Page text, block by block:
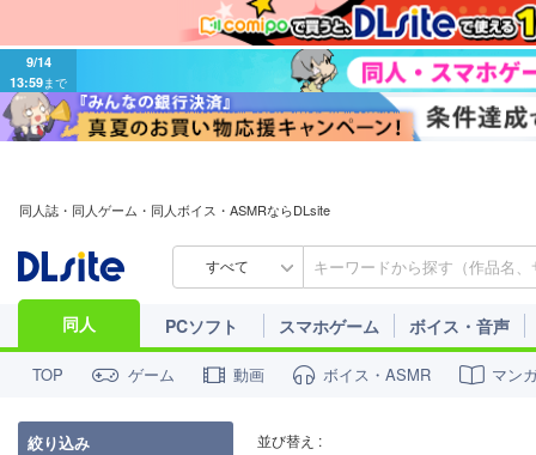
9/14
13:59まで
同人誌・同人ゲーム・同人ボイス・ASMRならDLsite
すべて
同人 PCソフト スマホゲーム ボイス・音声
TOP ゲーム 動画 ボイス・ASMR マン
並び替え :
絞り込み